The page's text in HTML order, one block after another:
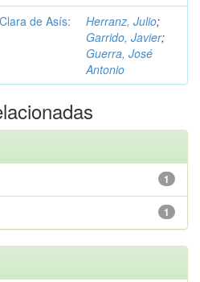
de Asís:
Herranz, Julio;
Garrido, Javier;
Guerra, José
Antonio
1
1